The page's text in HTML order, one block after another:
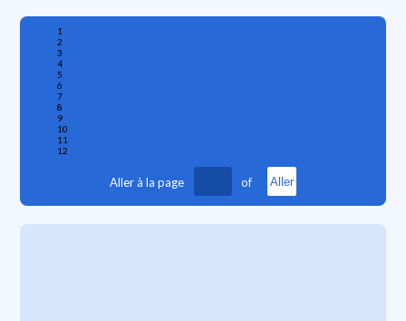
1
2
3
4
5
6
7
8
9
10
11
12
Aller à la page of Aller